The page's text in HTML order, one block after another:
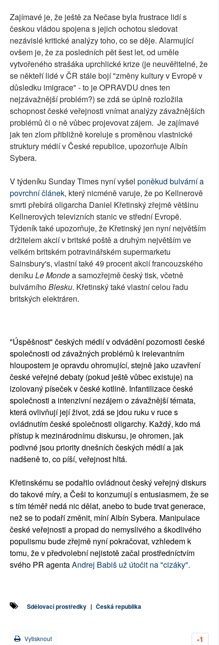
Zajímavé je, že ještě za Nečase byla frustrace lidí s
českou vládou spojena s jejich ochotou sledovat
nezávislé kritické analýzy toho, co se děje. Alarmující
ovšem je, že za posledních pět šest let, od uměle
vytvořeného strašáka uprchlické krize (je neuvěřitelné, že
se někteří lidé v ČR stále bojí "změny kultury v Evropě v
důsledku imigrace" - to je OPRAVDU dnes ten
nejzávažnější problém?) se zdá se úplně rozložila
schopnost české veřejnosti vnímat analýzy závažnějších
problémů či o ně vůbec projevovat zájem. Je zajímavé
jak ten zlom přibližně koreluje s proměnou vlastnické
struktury médií v České republice, upozorňuje Albín
Sybera.
V týdeníku Sunday Times nyní vyšel poněkud bulvární a
povrchní článek, který nicméně varuje, že po Kellnerově
smrti přebírá oligarcha Daniel Křetinský zřejmě většinu
Kellnerových televizních stanic ve střední Evropě.
Týdeník také upozorňuje, že Křetinský jen nyní největším
držitelem akcií v britské poště a druhým největším ve
velkém britském potravinářském supermarketu
Sainsbury's, vlastní také 49 procent akcií francouzského
deníku Le Mondea samozřejmě český tisk, včetně
bulvárníhoBlesku. Křetinský také vlastní celou řadu
britských elektráren.
"Úspěšnost" českých médií v odvádění pozornosti české
společnosti od závažných problémů k irelevantním
hloupostem je opravdu ohromující, stejně jako uzavření
české veřejné debaty (pokud ještě vůbec existuje) na
izolovaný píseček v české kotlině. Infantilizace české
společnosti a intenzivní nezájem o závažnější témata,
která ovlivňují její život, zdá se jdou ruku v ruce s
ovládnutím české společnosti oligarchy. Každý, kdo má
přístup k mezinárodnímu diskursu, je ohromen, jak
podivné jsou priority dnešních českých médií a jak
nadšeně to, co píší, veřejnost hltá.
Křetinskému se podařilo ovládnout český veřejný diskurs
do takové míry, a Češi to konzumují s entusiasmem, že se
s tím téměř nedá nic dělat, anebo to bude trvat generace,
než se to podaří změnit, míní Albín Sybera. Manipulace
české veřejnosti a propad do nemyslivého a škodlivého
populismu bude zřejmě nyní pokračovat, vzhledem k
tomu, že v předvolební nejistotě začal prostředníctvím
svého PR agentaAndrej Babiš už útočit na "cizáky".
Sdělovací prostředky | Česká republika
-1
Vytisknout